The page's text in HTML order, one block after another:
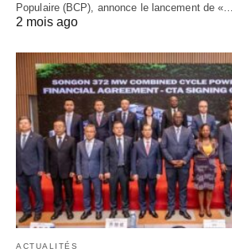
Populaire (BCP), annonce le lancement de «…
2 mois ago
ACTUALITÉS